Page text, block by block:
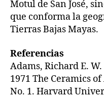
Motul de San José,
que conforma la
Tierras Bajas Mayas.
Referencias
Adams, Richard E. W.
1971 The Ceramics
No. 1. Harvard